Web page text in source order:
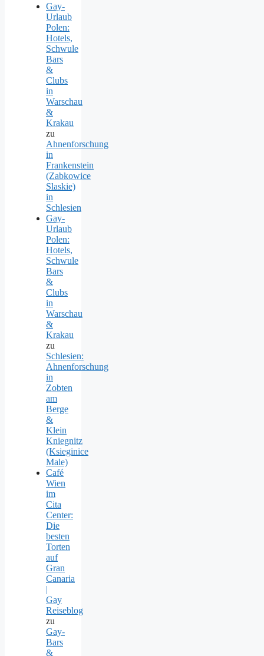
Gay-
Urlaub
Polen:
Hotels,
Schwule
Bars
&
Clubs
in
Warschau
&
Krakau
zu
Ahnenforschung
in
Frankenstein
(Zabkowice
Slaskie)
in
Schlesien
Gay-
Urlaub
Polen:
Hotels,
Schwule
Bars
&
Clubs
in
Warschau
&
Krakau
zu
Schlesien:
Ahnenforschung
in
Zobten
am
Berge
&
Klein
Kniegnitz
(Ksieginice
Male)
Café
Wien
im
Cita
Center:
Die
besten
Torten
auf
Gran
Canaria
|
Gay
Reiseblog
zu
Gay-
Bars
&